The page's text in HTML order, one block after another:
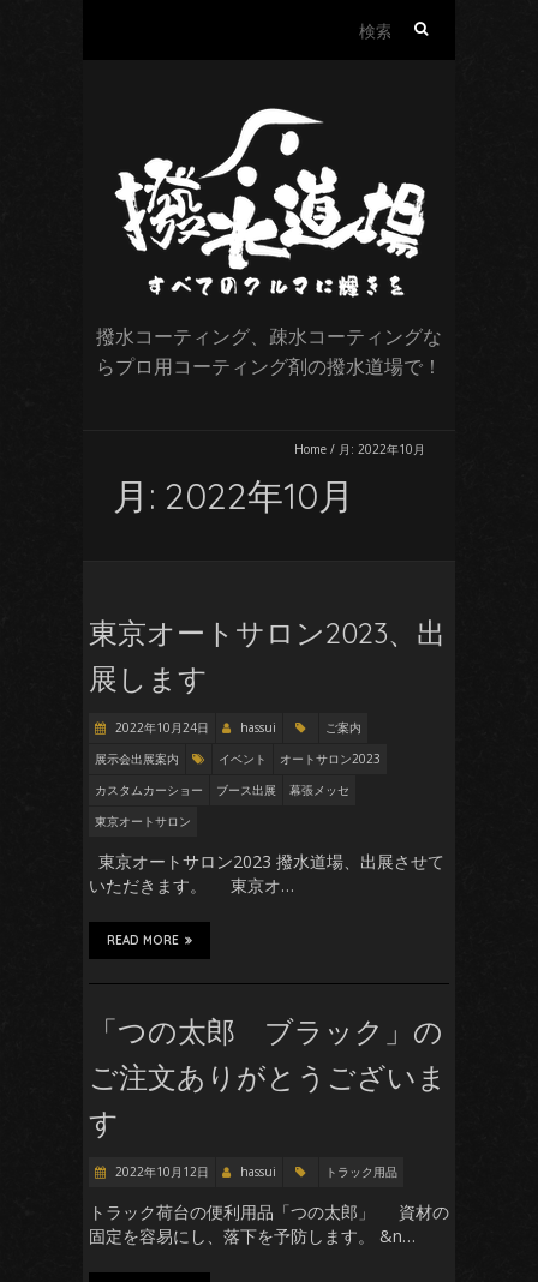
撥水コーティング、疎水コーティングな
らプロ用コーティング剤の撥水道場で！
Home / 月: 2022年10月
月: 2022年10月
東京オートサロン2023、出
展します
2022年10月24日 hassui
ご案内
展示会出展案内
イベント
オートサロン2023
カスタムカーショー
ブース出展
幕張メッセ
東京オートサロン
東京オートサロン2023 撥水道場、出展させて
いただきます。 東京オ…
READ MORE
「つの太郎 ブラック」の
ご注文ありがとうございま
す
2022年10月12日 hassui トラック用品
トラック荷台の便利用品「つの太郎」 資材の
固定を容易にし、落下を予防します。 &n…